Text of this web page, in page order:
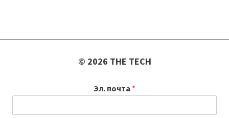
© 2026 THE TECH
Эл. почта *